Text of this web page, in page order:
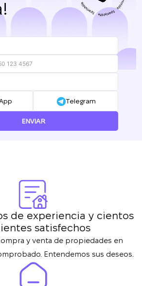
Telegram
ENVIAR
de experiencia y cientos
satisfechos
y venta de propiedades en
Entendemos sus deseos.